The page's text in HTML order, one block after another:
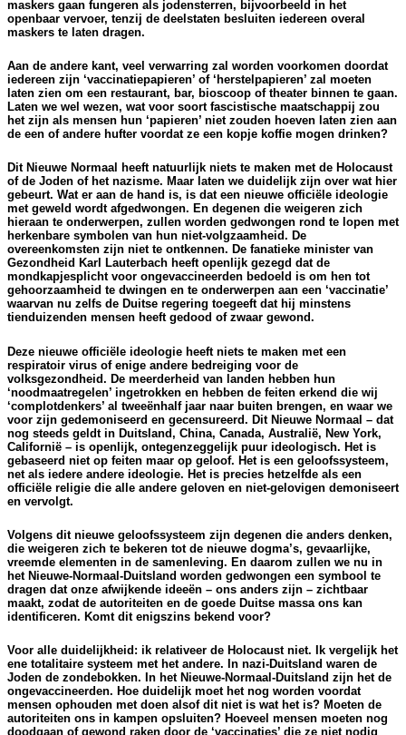
maskers gaan fungeren als jodensterren, bijvoorbeeld in het
openbaar vervoer, tenzij de deelstaten besluiten iedereen overal
maskers te laten dragen.
Aan de andere kant, veel verwarring zal worden voorkomen doordat
iedereen zijn ‘vaccinatiepapieren’ of ‘herstelpapieren’ zal moeten
laten zien om een restaurant, bar, bioscoop of theater binnen te gaan.
Laten we wel wezen, wat voor soort fascistische maatschappij zou
het zijn als mensen hun ‘papieren’ niet zouden hoeven laten zien aan
de een of andere hufter voordat ze een kopje koffie mogen drinken?
Dit Nieuwe Normaal heeft natuurlijk niets te maken met de Holocaust
of de Joden of het nazisme. Maar laten we duidelijk zijn over wat hier
gebeurt. Wat er aan de hand is, is dat een nieuwe officiële ideologie
met geweld wordt afgedwongen. En degenen die weigeren zich
hieraan te onderwerpen, zullen worden gedwongen rond te lopen met
herkenbare symbolen van hun niet-volgzaamheid. De
overeenkomsten zijn niet te ontkennen. De fanatieke minister van
Gezondheid Karl Lauterbach heeft openlijk gezegd dat de
mondkapjesplicht voor ongevaccineerden bedoeld is om hen tot
gehoorzaamheid te dwingen en te onderwerpen aan een ‘vaccinatie’
waarvan nu zelfs de Duitse regering toegeeft dat hij minstens
tienduizenden mensen heeft gedood of zwaar gewond.
Deze nieuwe officiële ideologie heeft niets te maken met een
respiratoir virus of enige andere bedreiging voor de
volksgezondheid. De meerderheid van landen hebben hun
‘noodmaatregelen’ ingetrokken en hebben de feiten erkend die wij
‘complotdenkers’ al tweeënhalf jaar naar buiten brengen, en waar we
voor zijn gedemoniseerd en gecensureerd. Dit Nieuwe Normaal – dat
nog steeds geldt in Duitsland, China, Canada, Australië, New York,
Californië – is openlijk, ontegenzeggelijk puur ideologisch. Het is
gebaseerd niet op feiten maar op geloof. Het is een geloofssysteem,
net als iedere andere ideologie. Het is precies hetzelfde als een
officiële religie die alle andere geloven en niet-gelovigen demoniseert
en vervolgt.
Volgens dit nieuwe geloofssysteem zijn degenen die anders denken,
die weigeren zich te bekeren tot de nieuwe dogma’s, gevaarlijke,
vreemde elementen in de samenleving. En daarom zullen we nu in
het Nieuwe-Normaal-Duitsland worden gedwongen een symbool te
dragen dat onze afwijkende ideeën – ons anders zijn – zichtbaar
maakt, zodat de autoriteiten en de goede Duitse massa ons kan
identificeren. Komt dit enigszins bekend voor?
Voor alle duidelijkheid: ik relativeer de Holocaust niet. Ik vergelijk het
ene totalitaire systeem met het andere. In nazi-Duitsland waren de
Joden de zondebokken. In het Nieuwe-Normaal-Duitsland zijn het de
ongevaccineerden. Hoe duidelijk moet het nog worden voordat
mensen ophouden met doen alsof dit niet is wat het is? Moeten de
autoriteiten ons in kampen opsluiten? Hoeveel mensen moeten nog
doodgaan of gewond raken door de ‘vaccinaties’ die ze niet nodig